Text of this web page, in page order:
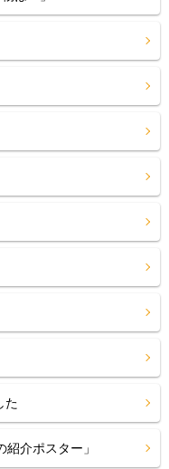
た
紹介ポスター」